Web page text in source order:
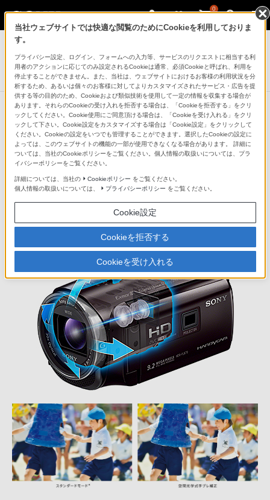
0
デジタルビデオカメラ ハンディカム
デジタルHDビデオカメラレコーダー
HDR-PJ670
ワイドでもズームでも約13倍（＊）
ブレない「空間光学手ブレ補正」
撮像素子を含めた光学系全体の配置･バランスを、空間に
浮いているかのように保つ「空間光学手ブレ補正」を採
用。ワイドでもズームでも約13倍（＊）ブレない安定し
た映像を実現しました。
当社ウェブサイトでは快適な閲覧のためにCookieを利用しておりま
す。
プライバシー設定、ログイン、フォームへの入力等、サービスのリクエストに相当する利
用者のアクションに応じてのみ設定されるCookieは通常、必須Cookieと呼ばれ、利用を
停止することができません。また、当社は、ウェブサイトにおけるお客様の利用状況を分
析するため、あるいは個々のお客様に対してよりカスタマイズされたサービス・広告を提
供する等の目的のため、Cookieおよび類似技術を使用して一定の情報を収集する場合が
あります。それらのCookieの受け入れを拒否する場合は、「Cookieを拒否する」をクリ
ックしてください。Cookie使用にご同意頂ける場合は、「Cookieを受け入れる」をクリ
ックして下さい。Cookie設定をカスタマイズする場合は「Cookie設定」をクリックして
ください。Cookieの設定をいつでも管理することができます。選択したCookieの設定に
よっては、このウェブサイトの機能の一部が使用できなくなる場合があります。 詳細に
ついては、当社のCookieポリシーをご覧ください。個人情報の取扱いについては、プラ
イバシーポリシーをご覧ください。
詳細については、当社の Cookieポリシー をご覧ください。
個人情報の取扱いについては、
プライバシーポリシー をご覧ください。
Cookie設定
Cookieを拒否する
Cookieを受け入れる